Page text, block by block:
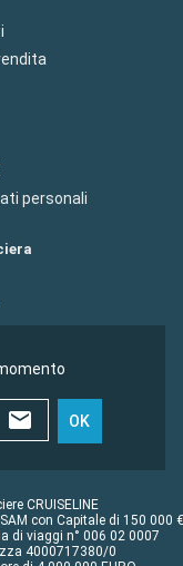
personali
OK
CRUISELINE
con Capitale di 150 000 €
di viaggi n° 006 02 0007
4000717380/0